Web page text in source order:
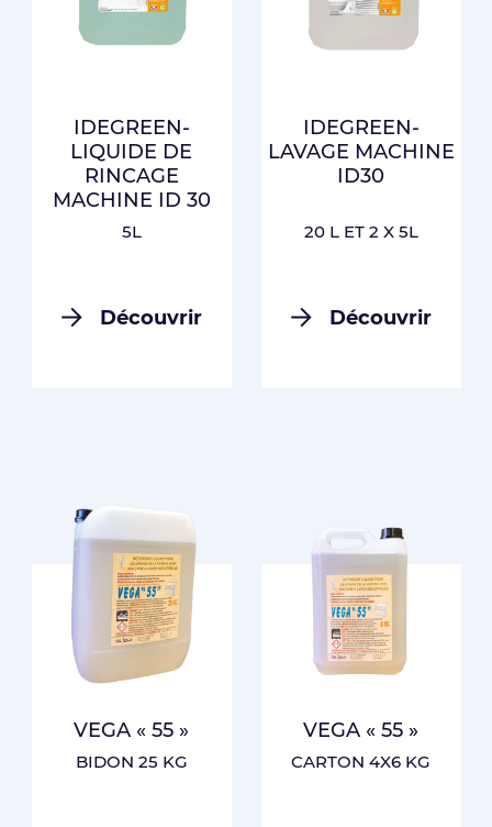
IDEGREEN-
LIQUIDE DE
RINCAGE
MACHINE ID 30
5L
Découvrir
IDEGREEN-
LAVAGE MACHINE
ID30
20 L ET 2 X 5L
Découvrir
VEGA « 55 »
BIDON 25 KG
VEGA « 55 »
CARTON 4X6 KG